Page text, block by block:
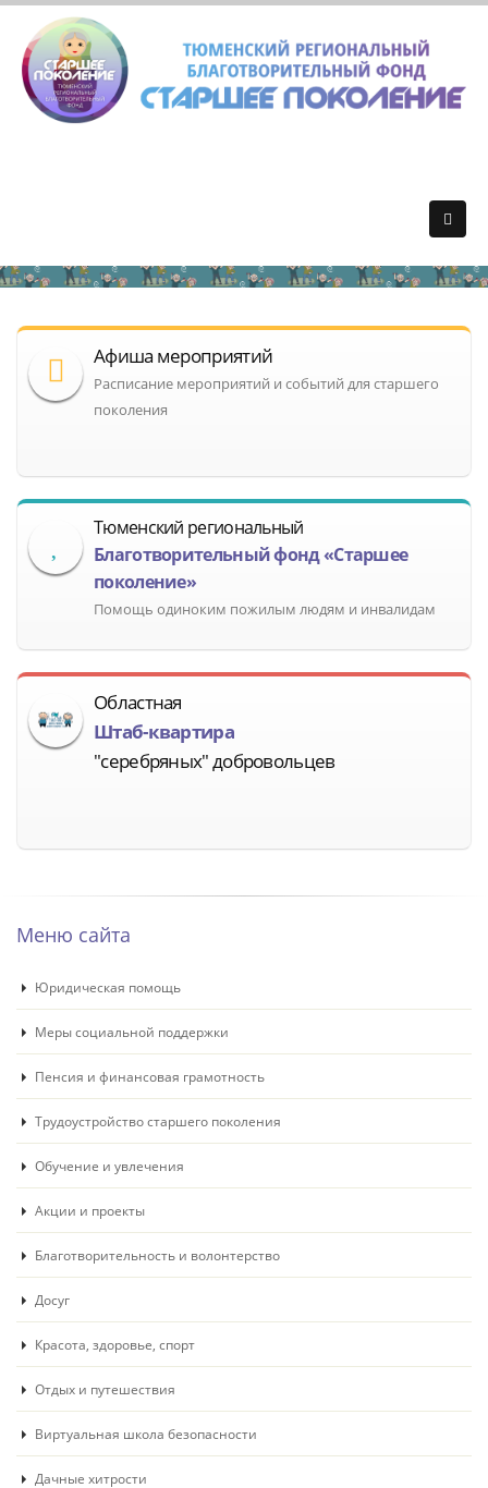
Афиша мероприятий
Расписание мероприятий и событий для старшего
поколения
Тюменский региональный
Благотворительный фонд «Старшее
поколение»
Помощь одиноким пожилым людям и инвалидам
Областная
Штаб-квартира
"серебряных" добровольцев
Меню сайта
Юридическая помощь
Меры социальной поддержки
Пенсия и финансовая грамотность
Трудоустройство старшего поколения
Обучение и увлечения
Акции и проекты
Благотворительность и волонтерство
Досуг
Красота, здоровье, спорт
Отдых и путешествия
Виртуальная школа безопасности
Дачные хитрости